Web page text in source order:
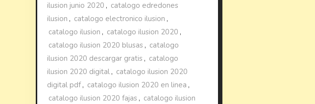
ilusion junio 2020 , catalogo edredones
ilusion , catalogo electronico ilusion ,
catalogo ilusion , catalogo ilusion 2020 ,
catalogo ilusion 2020 blusas , catalogo
ilusion 2020 descargar gratis , catalogo
ilusion 2020 digital , catalogo ilusion 2020
digital pdf, catalogo ilusion 2020 en linea ,
catalogo ilusion 2020 fajas , catalogo ilusion